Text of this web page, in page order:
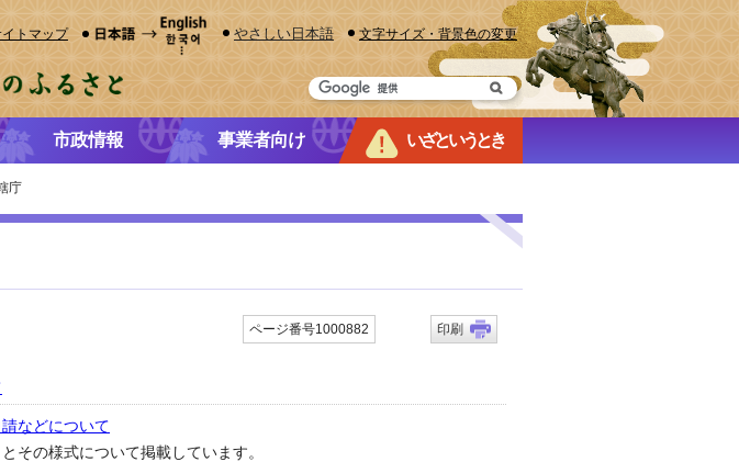
イトマップ やさしい日本語 文字サイズ・背景色の変更
市政情報 事業者向け いざというとき
庁
ページ番号1000882 印刷
などについて
その様式について掲載しています。